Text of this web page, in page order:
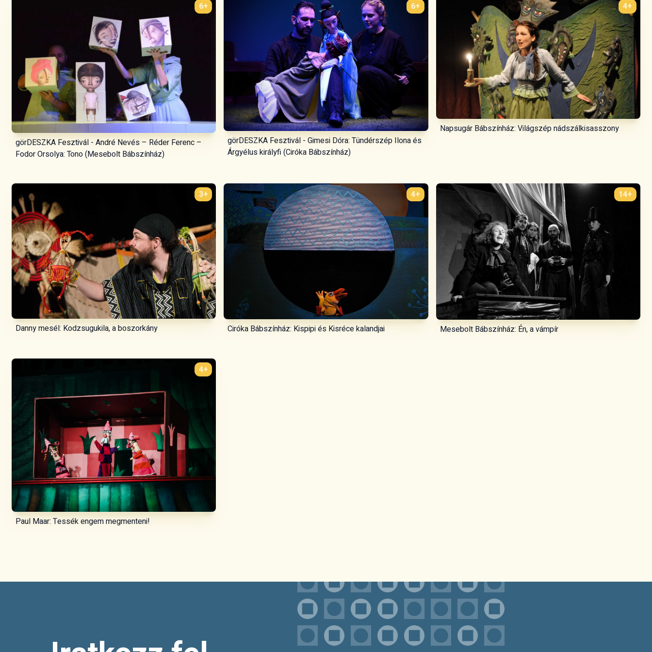
6+
görDESZKA Fesztivál - André Nevés – Réder Ferenc –
Fodor Orsolya: Tono (Mesebolt Bábszínház)
6+
görDESZKA Fesztivál - Gimesi Dóra: Tündérszép Ilona és
Árgyélus királyfi (Ciróka Bábszínház)
4+
Napsugár Bábszínház: Világszép nádszálkisasszony
3+
Danny mesél: Kodzsugukila, a boszorkány
4+
Ciróka Bábszínház: Kispipi és Kisréce kalandjai
14+
Mesebolt Bábszínház: Én, a vámpír
4+
Paul Maar: Tessék engem megmenteni!